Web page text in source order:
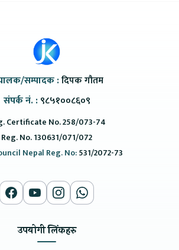
सम्पादक :दिपक गौतम
संपर्क नं. : ९८५१००८६०९
Certificate No. 258/073-74
Reg. No. 130631/071/072
Nepal Reg. No:531/2072-73
उपयोगी लिंकहरु